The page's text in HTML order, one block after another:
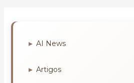
AI News
Artigos